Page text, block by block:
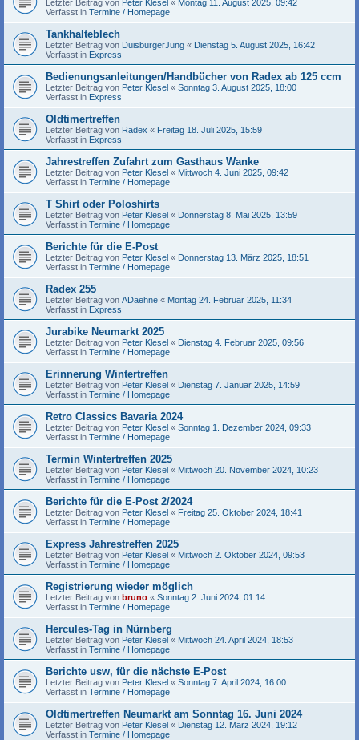
Letzter Beitrag von Peter Klesel « Montag 11. August 2025, 09:42
Verfasst in Termine / Homepage
Tankhalteblech
Letzter Beitrag von DuisburgerJung « Dienstag 5. August 2025, 16:42
Verfasst in Express
Bedienungsanleitungen/Handbücher von Radex ab 125 ccm
Letzter Beitrag von Peter Klesel « Sonntag 3. August 2025, 18:00
Verfasst in Express
Oldtimertreffen
Letzter Beitrag von Radex « Freitag 18. Juli 2025, 15:59
Verfasst in Express
Jahrestreffen Zufahrt zum Gasthaus Wanke
Letzter Beitrag von Peter Klesel « Mittwoch 4. Juni 2025, 09:42
Verfasst in Termine / Homepage
T Shirt oder Poloshirts
Letzter Beitrag von Peter Klesel « Donnerstag 8. Mai 2025, 13:59
Verfasst in Termine / Homepage
Berichte für die E-Post
Letzter Beitrag von Peter Klesel « Donnerstag 13. März 2025, 18:51
Verfasst in Termine / Homepage
Radex 255
Letzter Beitrag von ADaehne « Montag 24. Februar 2025, 11:34
Verfasst in Express
Jurabike Neumarkt 2025
Letzter Beitrag von Peter Klesel « Dienstag 4. Februar 2025, 09:56
Verfasst in Termine / Homepage
Erinnerung Wintertreffen
Letzter Beitrag von Peter Klesel « Dienstag 7. Januar 2025, 14:59
Verfasst in Termine / Homepage
Retro Classics Bavaria 2024
Letzter Beitrag von Peter Klesel « Sonntag 1. Dezember 2024, 09:33
Verfasst in Termine / Homepage
Termin Wintertreffen 2025
Letzter Beitrag von Peter Klesel « Mittwoch 20. November 2024, 10:23
Verfasst in Termine / Homepage
Berichte für die E-Post 2/2024
Letzter Beitrag von Peter Klesel « Freitag 25. Oktober 2024, 18:41
Verfasst in Termine / Homepage
Express Jahrestreffen 2025
Letzter Beitrag von Peter Klesel « Mittwoch 2. Oktober 2024, 09:53
Verfasst in Termine / Homepage
Registrierung wieder möglich
Letzter Beitrag von bruno « Sonntag 2. Juni 2024, 01:14
Verfasst in Termine / Homepage
Hercules-Tag in Nürnberg
Letzter Beitrag von Peter Klesel « Mittwoch 24. April 2024, 18:53
Verfasst in Termine / Homepage
Berichte usw, für die nächste E-Post
Letzter Beitrag von Peter Klesel « Sonntag 7. April 2024, 16:00
Verfasst in Termine / Homepage
Oldtimertreffen Neumarkt am Sonntag 16. Juni 2024
Letzter Beitrag von Peter Klesel « Dienstag 12. März 2024, 19:12
Verfasst in Termine / Homepage